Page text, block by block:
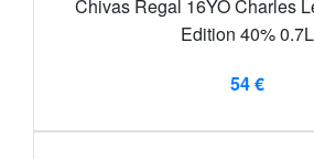
Chivas Regal 16YO Charles
Edition 40% 0.7L
54 €